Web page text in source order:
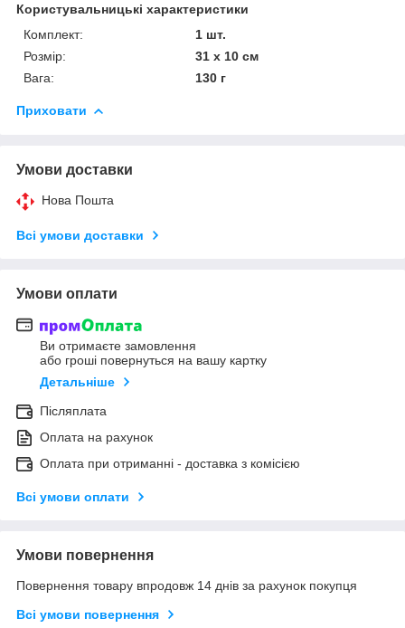
Користувальницькі характеристики
Комплект:
1 шт.
Розмір:
31 х 10 см
Вага:
130 г
Приховати
Умови доставки
Нова Пошта
Всі умови доставки
Умови оплати
Ви отримаєте замовлення
або гроші повернуться на вашу картку
Детальніше
Післяплата
Оплата на рахунок
Оплата при отриманні - доставка з комісією
Всі умови оплати
Умови повернення
Повернення товару впродовж 14 днів за рахунок покупця
Всі умови повернення